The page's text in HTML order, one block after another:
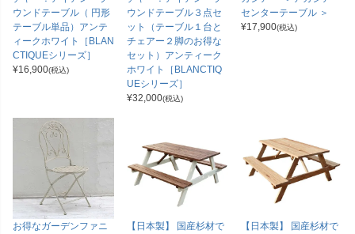
ウンドテーブル（ 円形
テーブル単品）アンテ
ィークホワイト［BLAN
CTIQUEシリーズ］
¥16,900(税込)
ウンドテーブル３点セ
ット（テーブル１台と
チェアー２脚のお得な
セット）アンティーク
ホワイト［BLANCTIQ
UEシリーズ］
¥32,000(税込)
センターテーブル ＞
¥17,900(税込)
お得なガーデンファニ
【日本製】 国産杉材で
【日本製】 国産杉材で